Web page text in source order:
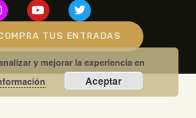
TUS ENTRADAS
y mejorar la experiencia en
Aceptar